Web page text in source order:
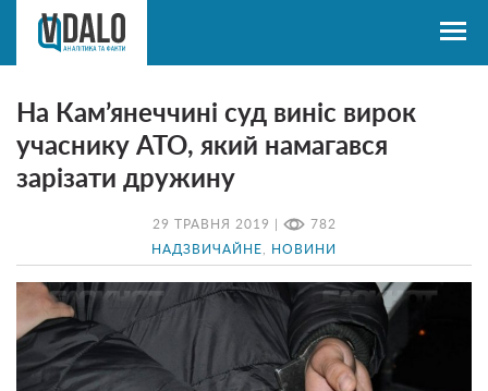
29 ТРАВНЯ 2019 | 782
НАДЗВИЧАЙНЕ НОВИНИ
На Кам’янеччині суд виніс вирок
учаснику АТО, який намагався
зарізати дружину